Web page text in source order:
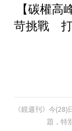
【碳權
苛挑戰 打
《鏡週刊》今
題，特